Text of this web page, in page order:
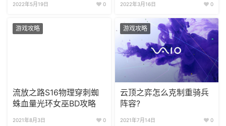
2022年5月19日 0 2022年3月16日 0
游戏攻略
流放之路S16物理穿刺蜘
蛛血量光环女巫BD攻略
2021年8月3日 0
游戏攻略
云顶之弈怎么克制重骑兵
阵容?
2021年7月14日 0